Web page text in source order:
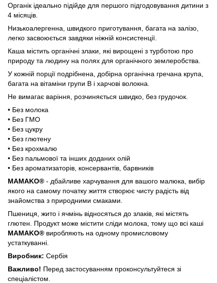
Органік ідеально підійде для першого підгодовування дитини з
4 місяців.
Низькоалергенна, швидкого приготування, багата на залізо,
легко засвоюється завдяки ніжній консистенції.
Каша містить органічні злаки, які вирощені з турботою про
природу та людину на полях для органічного землеробства.
У кожній порції подрібнена, добірна органічна гречана крупа,
багата на вітаміни групи B і харчові волокна.
Не вимагає варіння, розчиняється швидко, без грудочок.
• Без молока
• Без ГМО
• Без цукру
• Без глютену
• Без крохмалю
• Без пальмової та інших доданих олій
• Без ароматизаторів, консервантів, барвників
MAMAKO® - дбайливе харчування для вашого малюка, вибір
якого на самому початку життя створює чисту радість від
знайомства з природними смаками.
Пшениця, жито і ячмінь відносяться до злаків, які містять
глютен. Продукт може містити сліди молока, тому що всі каші
MAMAKO® виробляють на одному промисловому
устаткуванні.
Виробник: Сербія
Важливо! Перед застосуванням проконсультуйтеся зі
спеціалістом.